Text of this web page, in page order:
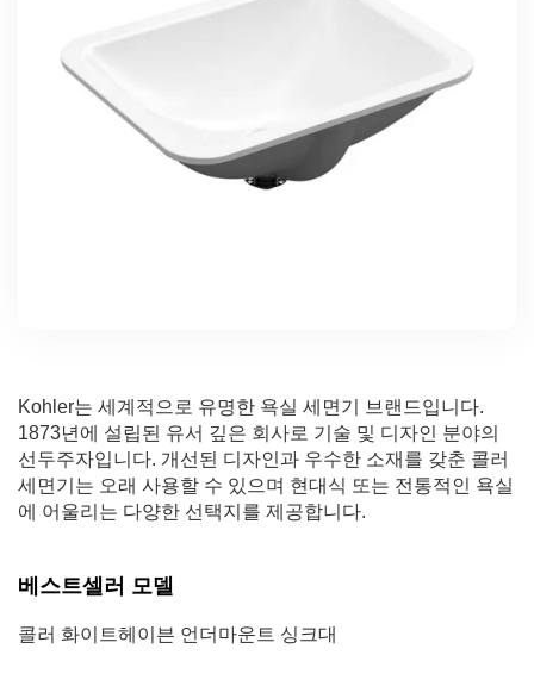
Kohler는 세계적으로 유명한 욕실 세면기 브랜드입니다.
1873년에 설립된 유서 깊은 회사로 기술 및 디자인 분야의
선두주자입니다. 개선된 디자인과 우수한 소재를 갖춘 콜러
세면기는 오래 사용할 수 있으며 현대식 또는 전통적인 욕실
에 어울리는 다양한 선택지를 제공합니다.
베스트셀러 모델
콜러 화이트헤이븐 언더마운트 싱크대